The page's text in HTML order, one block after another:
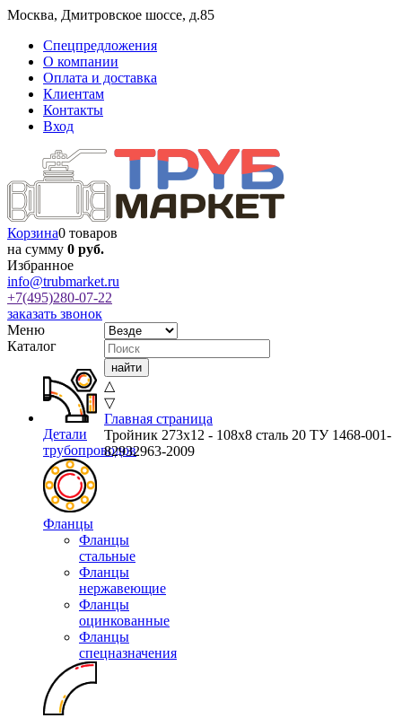
Москва, Дмитровское шоссе, д.85
Спецпредложения
О компании
Оплата и доставка
Клиентам
Контакты
Вход
Корзина0 товаров
на сумму 0 руб.
Избранное
info@trubmarket.ru
+7(495)280-07-22
заказать звонок
Меню
Каталог
Детали
трубопроводов
Фланцы
Фланцы
стальные
Фланцы
нержавеющие
Фланцы
оцинкованные
Фланцы
спецназначения
△
▽
Главная страница
Тройник 273х12 - 108х8 сталь 20 ТУ 1468-001-
82932963-2009